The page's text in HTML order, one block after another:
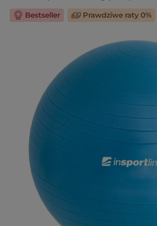
Bestseller Prawdziwe raty 0%